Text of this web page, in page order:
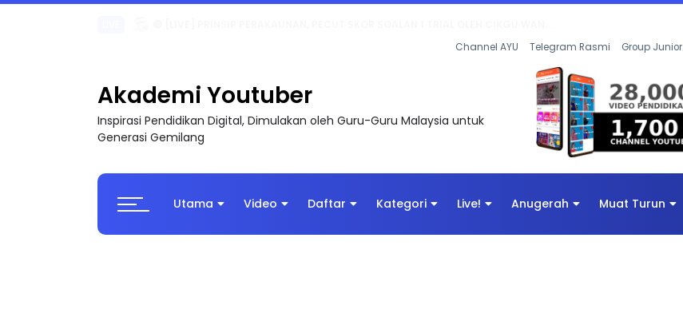
Channel AYU Telegram Rasmi Group Junior
Akademi Youtuber
Inspirasi Pendidikan Digital, Dimulakan oleh Guru-Guru Malaysia untuk
Generasi Gemilang
Utama Video Daftar Kategori Live! Anugerah Muat Turun